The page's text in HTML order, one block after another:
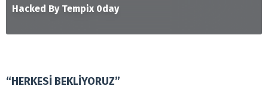
Hacked By Tempix 0day
“HERKESİ BEKLİYORUZ”